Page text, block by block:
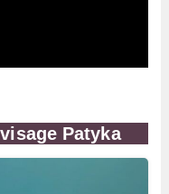
Patyka